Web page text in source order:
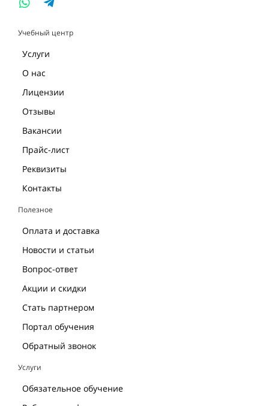
Учебный центр
Услуги
О нас
Лицензии
Отзывы
Вакансии
Прайс-лист
Реквизиты
Контакты
Полезное
Оплата и доставка
Новости и статьи
Вопрос-ответ
Акции и скидки
Стать партнером
Портал обучения
Обратный звонок
Услуги
Обязательное обучение